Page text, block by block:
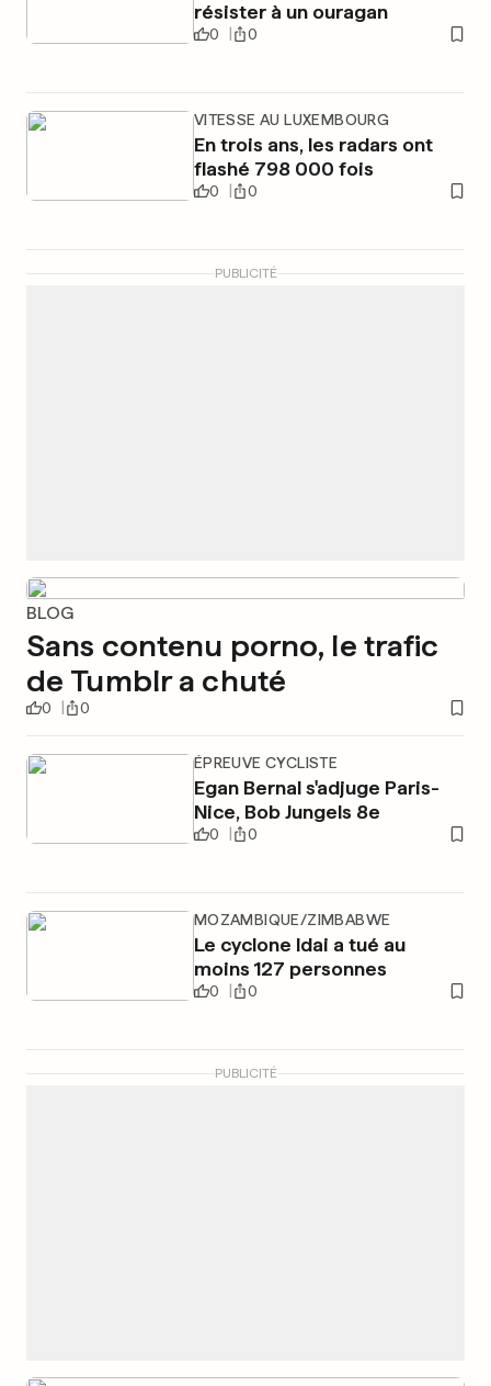
résister à un ouragan
0 0
VITESSE AU LUXEMBOURG
En trois ans, les radars ont
flashé 798 000 fois
0 0
PUBLICITÉ
BLOG
Sans contenu porno, le trafic
de Tumblr a chuté
0 0
ÉPREUVE CYCLISTE
Egan Bernal s'adjuge Paris-
Nice, Bob Jungels 8e
0 0
MOZAMBIQUE/ZIMBABWE
Le cyclone Idai a tué au
moins 127 personnes
0 0
PUBLICITÉ